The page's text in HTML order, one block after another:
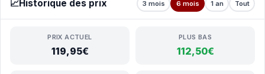
📈Historique des prix 3 mois 6 mois 1 an Tout
PRIX ACTUEL
119,95€
PLUS BAS
112,50€